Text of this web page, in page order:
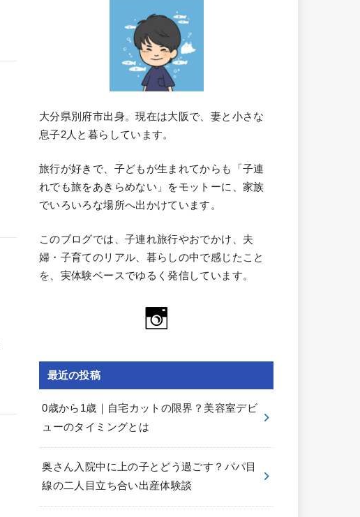
大分県別府市出身。現在は大阪で、妻と小さな
息子2人と暮らしています。
旅行が好きで、子どもが生まれてからも「子連
れでも旅をあきらめない」をモットーに、家族
でいろいろな場所へ出かけています。
このブログでは、子連れ旅行やおでかけ、夫
婦・子育てのリアル、暮らしの中で感じたこと
を、実体験ベースでゆるく発信しています。
最近の投稿
0歳から1歳｜自宅カットの限界？美容室デビ
ューのタイミングとは
奥さん入院中に上の子とどう過ごす？パパ目
線の二人目立ち合い出産体験談